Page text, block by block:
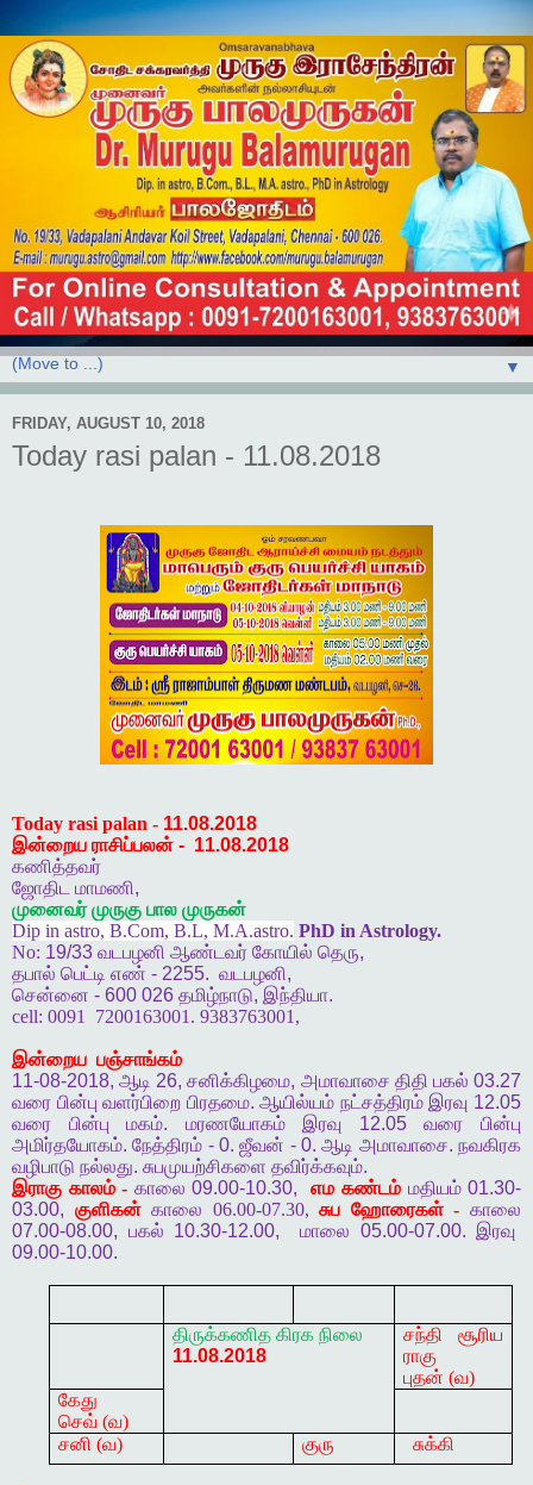
▼
FRIDAY, AUGUST 10, 2018
Today rasi palan - 11.08.2018
Today rasi palan - 11.08.2018
இன்றைய ராசிப்பலன் - 11.08.2018
கணித்தவர்
ஜோதிட
மாமணி,
முனைவர் முருகு பால முருகன்
Dip in astro, B.Com, B.L, M.A.astro. PhD in Astrology.
No: 19/33 வடபழனி ஆண்டவர் கோயில் தெரு,
தபால் பெட்டி எண் - 2255. வடபழனி,
சென்னை - 600 026 தமிழ்நாடு, இந்தியா.
cell: 0091 7200163001. 9383763001,
இன்றைய பஞ்சாங்கம்
11-08-2018,ஆடி 26,சனிக்கிழமை, அமாவாசை திதி பகல் 03.27
வரை பின்பு வளர்பிறை பிரதமை.ஆயில்யம் நட்சத்திரம் இரவு 12.05
வரை
பின்பு மகம். மரணயோகம் இரவு 12.05வரை
பின்பு
அமிர்தயோகம்.நேத்திரம் - 0.ஜீவன் - 0.ஆடி அமாவாசை.நவகிரக
வழிபாடு நல்லது. சுபமுயற்சிகளை தவிர்க்கவும்.
இராகு காலம் - காலை 09.00-10.30, எம கண்டம் மதியம்01.30-
03.00, குளிகன்காலை 06.00-07.30,சுப ஹோரைகள் - காலை
07.00-08.00, பகல் 10.30-12.00, மாலை 05.00-07.00. இரவு
09.00-10.00.
திருக்கணித கிரக நிலை
11.08.2018
சந்தி சூரிய
ராகு
புதன் (வ)
கேது
செவ் (வ)
சனி (வ)
குரு சுக்கி